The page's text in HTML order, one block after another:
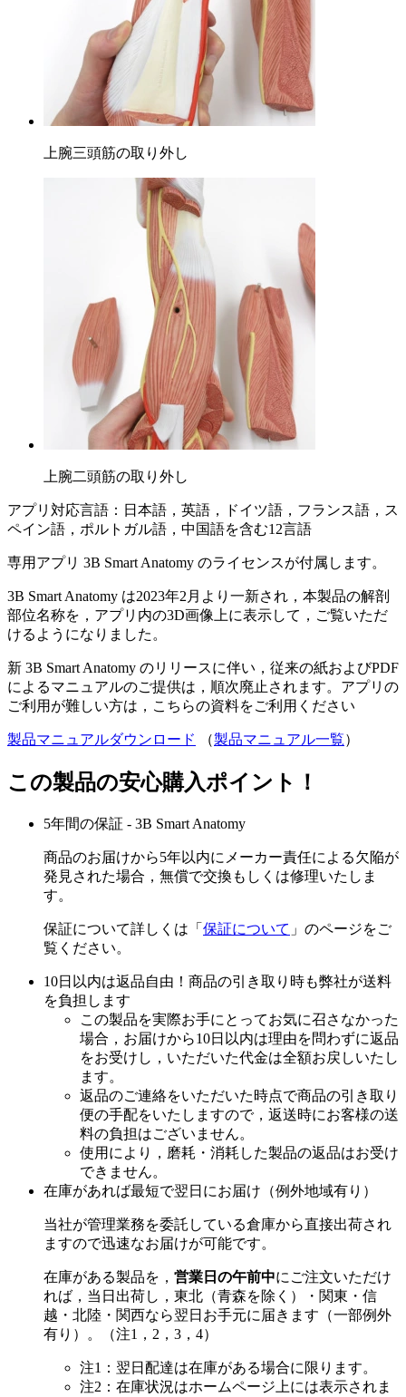
上腕三頭筋の取り外し
上腕二頭筋の取り外し
アプリ対応言語：日本語，英語，ドイツ語，フランス語，ス
ペイン語，ポルトガル語，中国語を含む12言語
専用アプリ 3B Smart Anatomy のライセンスが付属します。
3B Smart Anatomy は2023年2月より一新され，本製品の解剖
部位名称を，アプリ内の3D画像上に表示して，ご覧いただ
けるようになりました。
新 3B Smart Anatomy のリリースに伴い，従来の紙およびPDF
によるマニュアルのご提供は，順次廃止されます。アプリの
ご利用が難しい方は，こちらの資料をご利用ください
製品マニュアルダウンロード （製品マニュアル一覧）
この製品の安心購入ポイント！
5年間の保証 - 3B Smart Anatomy
商品のお届けから5年以内にメーカー責任による欠陥が
発見された場合，無償で交換もしくは修理いたしま
す。
保証について詳しくは「 保証について 」のページをご
覧ください。
10日以内は返品自由！商品の引き取り時も弊社が送料
を負担します
この製品を実際お手にとってお気に召さなかった
場合，お届けから10日以内は理由を問わずに返品
をお受けし，いただいた代金は全額お戻しいたし
ます。
返品のご連絡をいただいた時点で商品の引き取り
便の手配をいたしますので，返送時にお客様の送
料の負担はございません。
使用により，磨耗・消耗した製品の返品はお受け
できません。
在庫があれば最短で翌日にお届け（例外地域有り）
当社が管理業務を委託している倉庫から直接出荷され
ますので迅速なお届けが可能です。
在庫がある製品を， 営業日の午前中にご注文いただけ
れば，当日出荷し，東北（青森を除く）・関東・信
越・北陸・関西なら翌日お手元に届きます（一部例外
有り）。（注1，2，3，4）
注1：翌日配達は在庫がある場合に限ります。
注2：在庫状況はホームページ上には表示されま